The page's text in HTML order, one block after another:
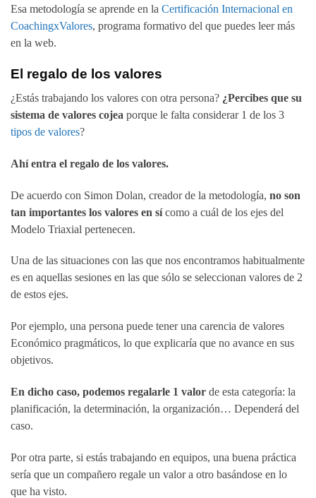
Esa metodología se aprende en la Certificación Internacional en
CoachingxValores, programa formativo del que puedes leer más
en la web.
El regalo de los valores
¿Estás trabajando los valores con otra persona? ¿Percibes que su
sistema de valores cojea porque le falta considerar 1 de los 3
tipos de valores?
Ahí entra el regalo de los valores.
De acuerdo con Simon Dolan, creador de la metodología, no son
tan importantes los valores en sícomo a cuál de los ejes del
Modelo Triaxial pertenecen.
Una de las situaciones con las que nos encontramos habitualmente
es en aquellas sesiones en las que sólo se seleccionan valores de 2
de estos ejes.
Por ejemplo, una persona puede tener una carencia de valores
Económico pragmáticos, lo que explicaría que no avance en sus
objetivos.
En dicho caso, podemos regalarle 1 valor de esta categoría: la
planificación, la determinación, la organización… Dependerá del
caso.
Por otra parte, si estás trabajando en equipos, una buena práctica
sería que un compañero regale un valor a otro basándose en lo
que ha visto.